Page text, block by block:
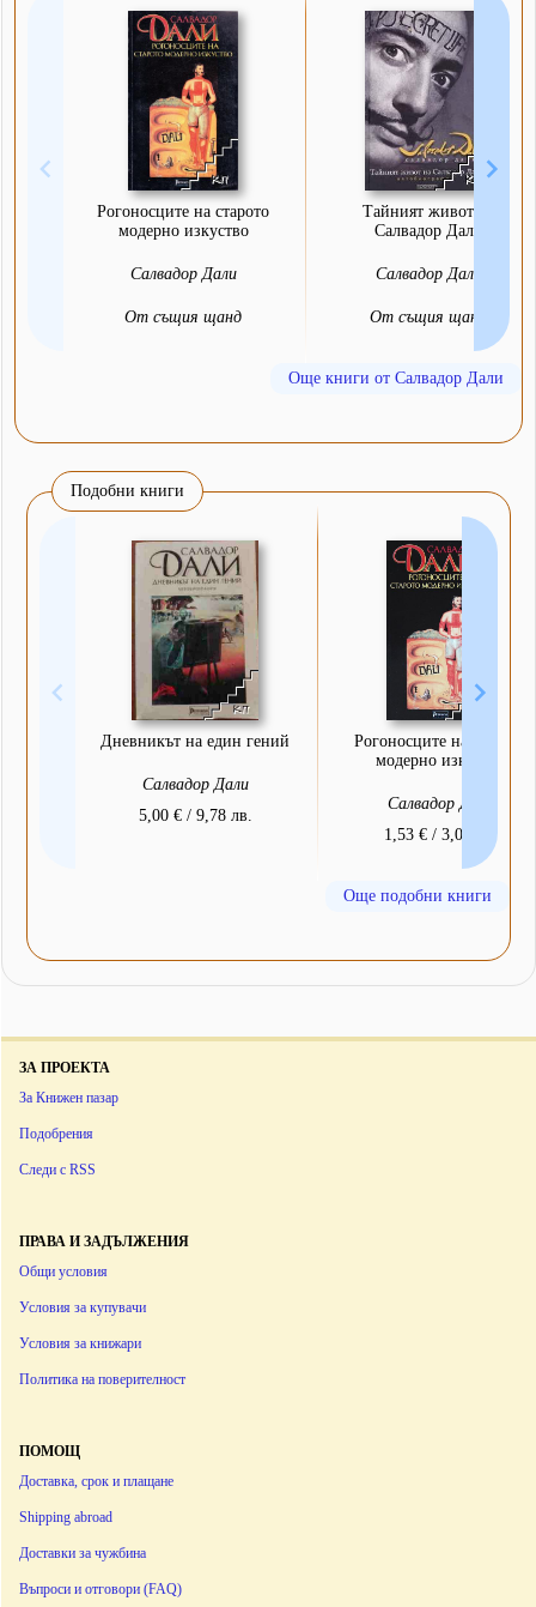
Рогоносците на старото
модерно изкуство
Салвадор Дали
От същия щанд
Тайният живот на
Салвадор Дали
Салвадор Дали
От същия щанд
Още книги от Салвадор Дали
Подобни книги
Дневникът на един гений
Салвадор Дали
5,00 € / 9,78 лв.
Рогоносците на старото
модерно изкуство
Салвадор Дали
1,53 € / 3,00 лв.
Още подобни книги
ЗА ПРОЕКТА
За Книжен пазар
Подобрения
Следи с RSS
ПРАВА И ЗАДЪЛЖЕНИЯ
Общи условия
Условия за купувачи
Условия за книжари
Политика на поверителност
ПОМОЩ
Доставка, срок и плащане
Shipping abroad
Доставки за чужбина
Въпроси и отговори (FAQ)